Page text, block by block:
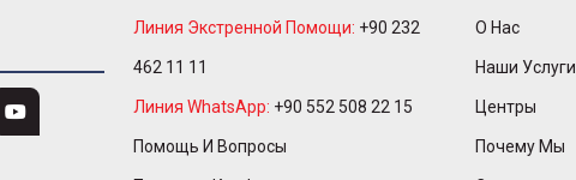
Линия Экстренной Помощи: +90 232
462 11 11
Линия WhatsApp: +90 552 508 22 15
Помощь И Вопросы
О Нас
Наши Услуги
Центры
Почему Мы